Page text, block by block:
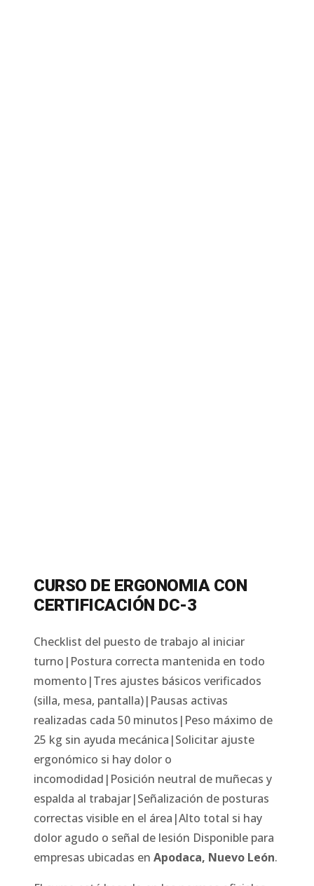
CURSO DE ERGONOMIA CON
CERTIFICACIÓN DC-3
Checklist del puesto de trabajo al iniciar
turno|Postura correcta mantenida en todo
momento|Tres ajustes básicos verificados
(silla, mesa, pantalla)|Pausas activas
realizadas cada 50 minutos|Peso máximo de
25 kg sin ayuda mecánica|Solicitar ajuste
ergonómico si hay dolor o
incomodidad|Posición neutral de muñecas y
espalda al trabajar|Señalización de posturas
correctas visible en el área|Alto total si hay
dolor agudo o señal de lesión Disponible para
empresas ubicadas en Apodaca, Nuevo León.